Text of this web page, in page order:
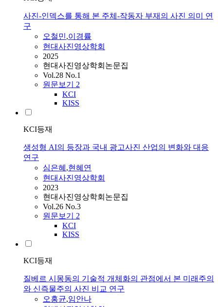
사진-인덱스를 통해 본 주체-작동자 부재의 사진 의미 연
구
오철민,이경률
현대사진영상학회
2025
현대사진영상학회논문집
Vol.28 No.1
원문보기 2
KCI
KISS
KCI등재
생성형 AI의 등장과 국내 광고사진 산업의 변화와 대응
연구
심은혜 ,현혜연
현대사진영상학회
2023
현대사진영상학회논문집
Vol.26 No.3
원문보기 2
KCI
KISS
KCI등재
질베르 시몽동의 기술적 개체화의 관점에서 본 미래주의
와 신즉물주의 사진 비교 연구
오홍균,임안나